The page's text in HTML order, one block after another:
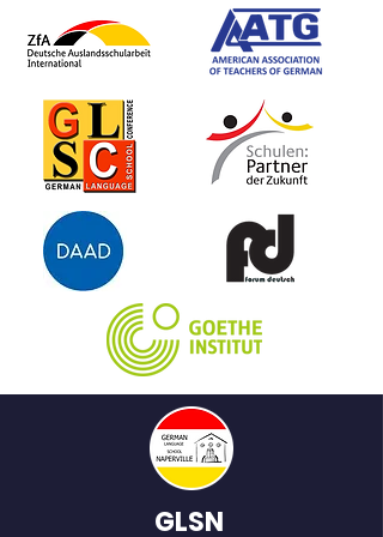
Wahrheit? Der vierte Fall für das
Schweizer Ermittlerduo Milla Nova
und Sandro Bandini! Nathaniel ist
blind – seit seinem elften
Lebensjahr, als sein Vater die
gesamte Familie tötete und nur
Nathaniel verletzt überlebte. So
hat es ihm die Polizei erzählt, an
die Geschichte glaubt Nathaniel
seit nun drei Jahrzehnten. Er
beschließt, sich endlich seiner
traumatischen Vergangenheit zu
stellen und verlangt Einsicht in
die Fallakten. Doch die
Unterlagen offenbaren
Ungereimtheiten. Es scheint, als
ob die Polizei etwas, was damals
geschah, unter Verschluss
halten möchte. Nathaniel
realisiert, dass der wahre Mörder
seiner Familie womöglich noch
GLSN